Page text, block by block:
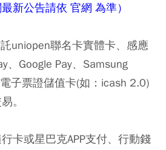
最新公告請依 官網 為準）
uniopen聯名卡實體卡、感應
、Google Pay、Samsung
子票證儲值卡(如：icash 2.0)
。
卡或星巴克APP支付、行動錢